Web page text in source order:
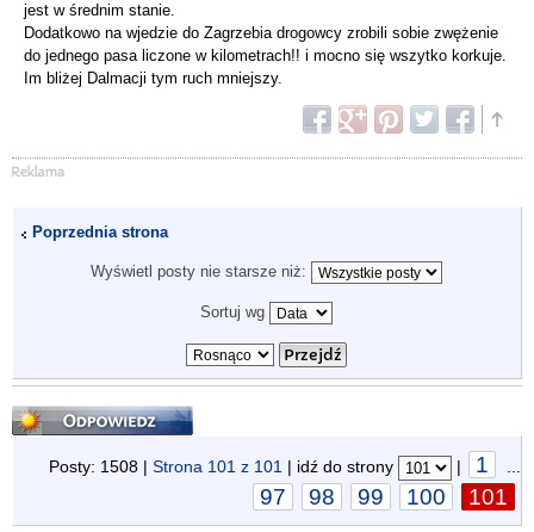
jest w średnim stanie.
Dodatkowo na wjedzie do Zagrzebia drogowcy zrobili sobie zwężenie
do jednego pasa liczone w kilometrach!! i mocno się wszytko korkuje.
Im bliżej Dalmacji tym ruch mniejszy.
Poprzednia strona
Wyświetl posty nie starsze niż:
Sortuj wg
Odpowiedz
Posty: 1508 | Strona 101 z 101 | idź do strony | 1 ...
97 98 99 100 101